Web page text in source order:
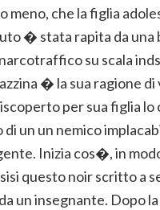
che la figlia
� stata rapita da una
su scala
� la sua ragione di
per sua figlia lo
un un nemico
Inizia cos�, in
questo noir scritto a
un insegnante. Dopo